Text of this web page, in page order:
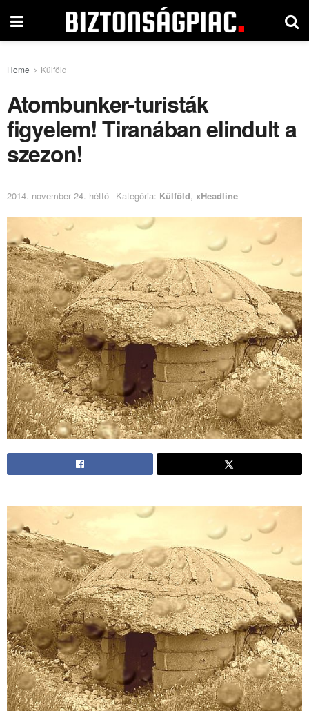
Home Külföld
Atombunker-turisták
figyelem! Tiranában elindult a
szezon!
2014. november 24. hétfő Kategória: Külföld, xHeadline